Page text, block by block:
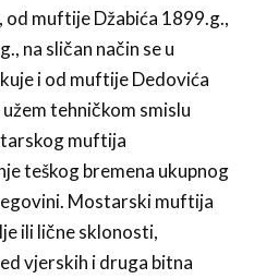
muftije Džabića 1899.g.,
na sličan način se u
i od muftije Dedovića
tehničkom smislu
muftija
teškog bremena ukupnog
Mostarski muftija
ili lične sklonosti,
vjerskih i druga bitna